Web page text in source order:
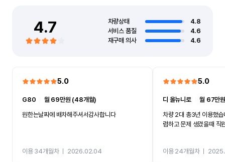
4.7 차량상태
4.8
서비스 품질
4.6
재구매 의사
4.6
5.0
G80
월 69만원 (48개월)
원한는날짜에 배차해주셔서감사합니다
이용 34개월차ㅣ 2026.02.04
5.0
디 올뉴니로ㅣ월 67만
차량 2대 총3년 이용했
렴하고 문제 생겼을때 직
이용 24개월차ㅣ